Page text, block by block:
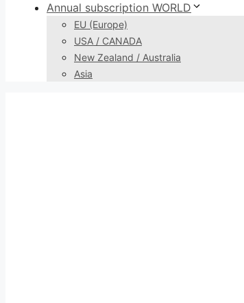
Annual subscription WORLD
EU (Europe)
USA / CANADA
New Zealand / Australia
Asia